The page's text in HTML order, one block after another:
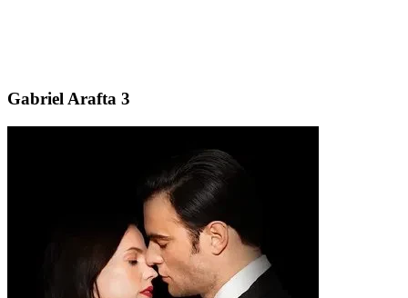
Gabriel Arafta 3